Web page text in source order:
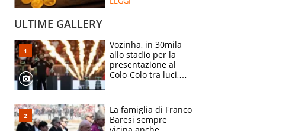
CONTATTI
ULTIME GALLERY
Vozinha, in 30mila
allo stadio per la
presentazione al
Colo-Colo tra luci,
La famiglia di Franco
Baresi sempre